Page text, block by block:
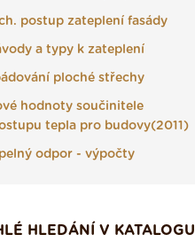
postup zateplení fasády
a typy k zateplení
ploché střechy
hodnoty součinitele
tepla pro budovy(2011)
odpor - výpočty
HLEDÁNÍ V KATALOGU